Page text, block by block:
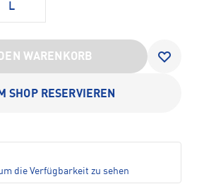
L
WARENKORB
SHOP RESERVIEREN
die Verfügbarkeit zu sehen